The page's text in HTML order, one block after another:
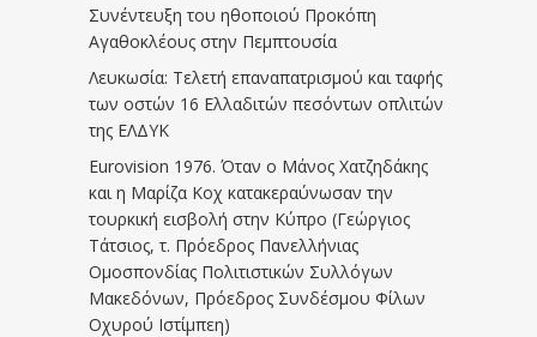
Συνέντευξη του ηθοποιού Προκόπη
Αγαθοκλέους στην Πεμπτουσία
Λευκωσία: Τελετή επαναπατρισμού και ταφής
των οστών 16 Ελλαδιτών πεσόντων οπλιτών
της ΕΛΔΥΚ
Eurovision 1976. Όταν ο Μάνος Χατζηδάκης
και η Μαρίζα Κοχ κατακεραύνωσαν την
τουρκική εισβολή στην Κύπρο (Γεώργιος
Τάτσιος, τ. Πρόεδρος Πανελλήνιας
Ομοσπονδίας Πολιτιστικών Συλλόγων
Μακεδόνων, Πρόεδρος Συνδέσμου Φίλων
Οχυρού Ιστίμπεη)